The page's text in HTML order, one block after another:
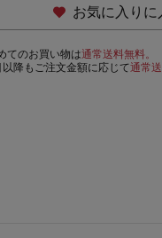
お気に入りに
てのお買い物は通常送料無料。
以降もご注文金額に応じて通常